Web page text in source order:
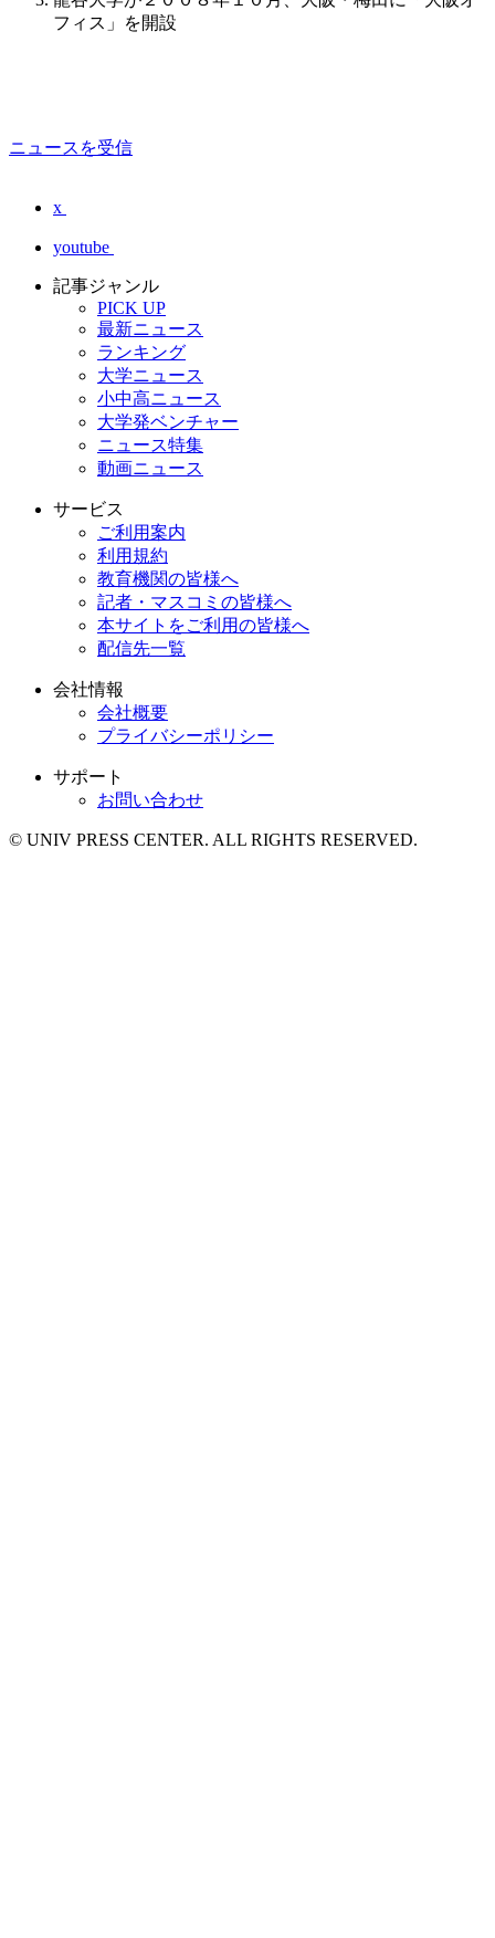
フィス」を開設
ニュースを受信
x
youtube
記事ジャンル
PICK UP
最新ニュース
ランキング
大学ニュース
小中高ニュース
大学発ベンチャー
ニュース特集
動画ニュース
サービス
ご利用案内
利用規約
教育機関の皆様へ
記者・マスコミの皆様へ
本サイトをご利用の皆様へ
配信先一覧
会社情報
会社概要
プライバシーポリシー
サポート
お問い合わせ
© UNIV PRESS CENTER. ALL RIGHTS RESERVED.